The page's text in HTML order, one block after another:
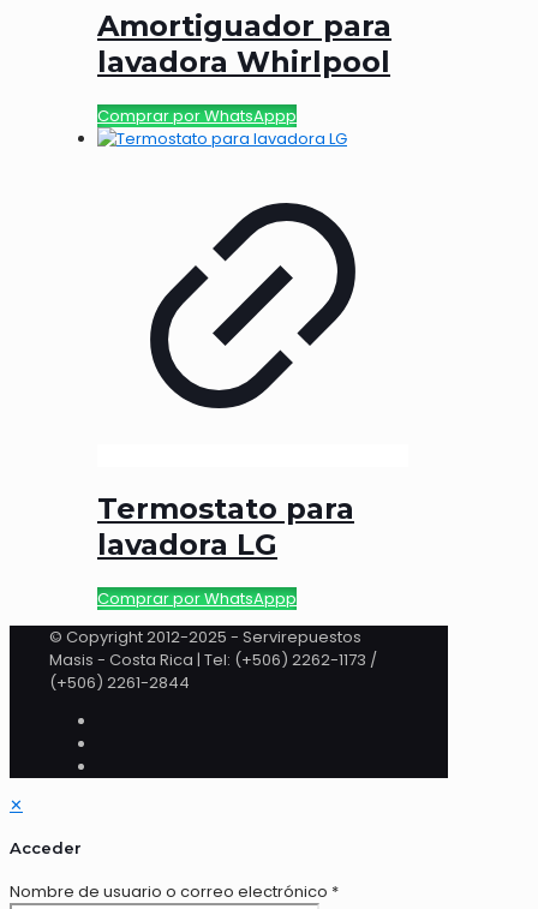
Amortiguador para
lavadora Whirlpool
Comprar por WhatsAppp
Termostato para
lavadora LG
Comprar por WhatsAppp
© Copyright 2012-2025 - Servirepuestos
Masis - Costa Rica | Tel: (+506) 2262-1173 /
(+506) 2261-2844
✕
Acceder
Nombre de usuario o correo electrónico *